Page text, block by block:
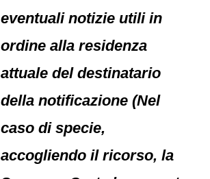
eventuali notizie utili in
ordine alla residenza
attuale del destinatario
della notificazione (Nel
caso di specie,
accogliendo il ricorso, la